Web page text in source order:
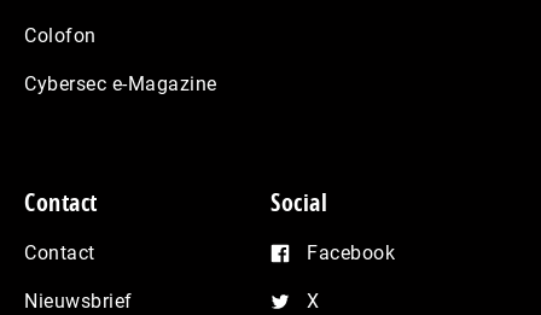
Colofon
Cybersec e-Magazine
Contact
Contact
Nieuwsbrief
Social
Facebook
X